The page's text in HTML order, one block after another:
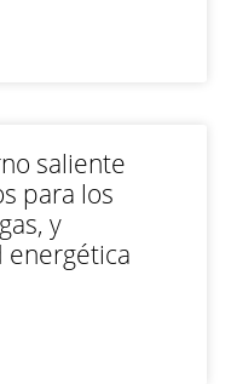
saliente
para los
y
energética